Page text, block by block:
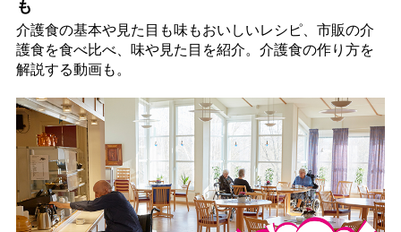
も
介護食の基本や見た目も味もおいしいレシピ、市販の介
護食を食べ比べ、味や見た目を紹介。介護食の作り方を
解説する動画も。